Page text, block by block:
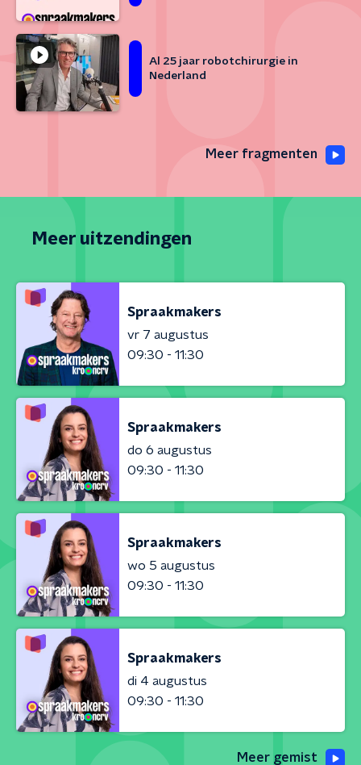
Al 25 jaar robotchirurgie in
Nederland
Meer fragmenten
Meer uitzendingen
Spraakmakers
vr 7 augustus
09:30 - 11:30
Spraakmakers
do 6 augustus
09:30 - 11:30
Spraakmakers
wo 5 augustus
09:30 - 11:30
Spraakmakers
di 4 augustus
09:30 - 11:30
Meer gemist